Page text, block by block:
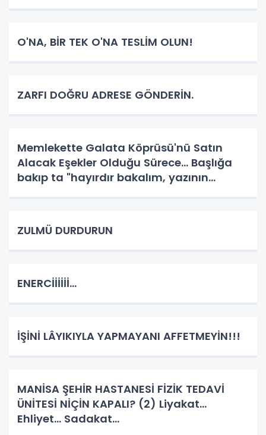
O'NA, BİR TEK O'NA TESLİM OLUN!
ZARFI DOĞRU ADRESE GÖNDERİN.
Memlekette Galata Köprüsü'nü Satın
Alacak Eşekler Olduğu Sürece... Başlığa
bakıp ta "hayırdır bakalım, yazının
okumasına vesile olmak.
ZULMÜ DURDURUN
ENERCİİİİİİ...
İŞİNİ LÂYIKIYLA YAPMAYANI AFFETMEYİN!!!
MANİSA ŞEHİR HASTANESİ FİZİK TEDAVİ
ÜNİTESİ NİÇİN KAPALI? (2) Liyakat...
Ehliyet... Sadakat...